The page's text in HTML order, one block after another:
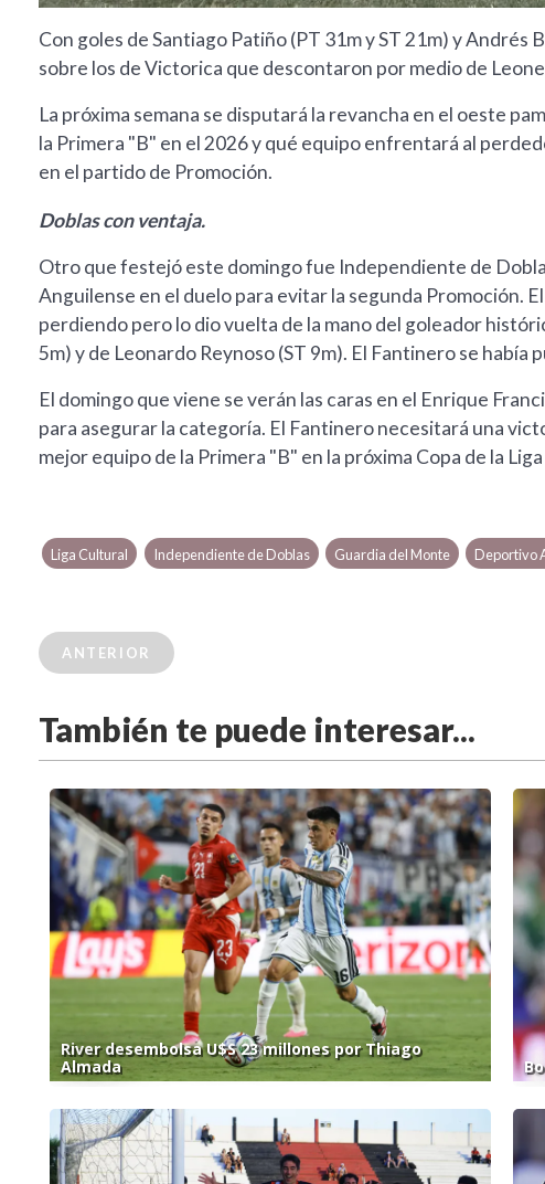
Con goles de Santiago Patiño (PT 31m y ST 21m) y
sobre los de Victorica que descontaron por medio de
La próxima semana se disputará la revancha en el oeste
la Primera "B" en el 2026 y qué equipo enfrentará al
en el partido de Promoción.
Doblas con ventaja.
Otro que festejó este domingo fue Independiente de
Anguilense en el duelo para evitar la segunda Promoción.
perdiendo pero lo dio vuelta de la mano del goleador
5m) y de Leonardo Reynoso (ST 9m). El Fantinero se había
El domingo que viene se verán las caras en el Enrique
para asegurar la categoría. El Fantinero necesitará una
mejor equipo de la Primera "B" en la próxima Copa de la
Liga Cultural Independiente de Doblas Guardia del Monte Deportivo
ANTERIOR
También te puede interesar...
River desembolsa U$S 23 millones por Thiago
Almada